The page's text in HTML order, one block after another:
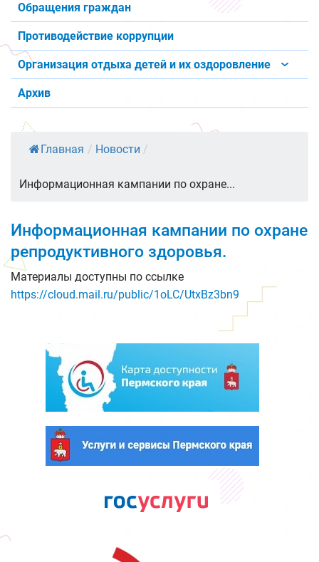
Обращения граждан
Противодействие коррупции
Организация отдыха детей и их оздоровление
Архив
Главная / Новости /
Информационная кампании по охране...
Информационная кампании по охране
репродуктивного здоровья.
Материалы доступны по ссылке
https://cloud.mail.ru/public/1oLC/UtxBz3bn9